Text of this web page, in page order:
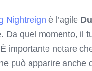
Nightreign è l’agile
quel momento, il
importante notare
può apparire anche